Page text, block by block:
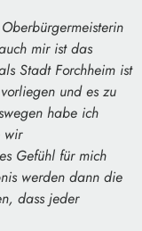
mir ist das
Stadt Forchheim ist
und es zu
habe ich
wir
Gefühl für mich
werden dann die
dass jeder